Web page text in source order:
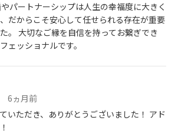
パートナーシップは人生の幸福度に大きく
だからこそ安心して任せられる存在が重要
。 大切なご縁を自信を持ってお繋ぎでき
ェッショナルです。
6ヵ月前
いただき、ありがとうございました！ アド